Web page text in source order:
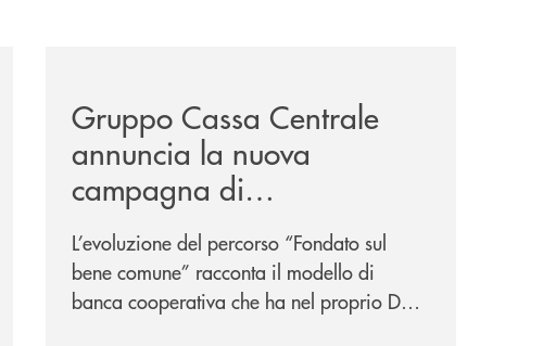
Gruppo Cassa Centrale
annuncia la nuova
campagna di
comunicazione
nazionale: “Oggi si dice
ESG. Per noi è fare la cosa
L’evoluzione del percorso “Fondato sul
bene comune” racconta il modello di
banca cooperativa che ha nel proprio DNA